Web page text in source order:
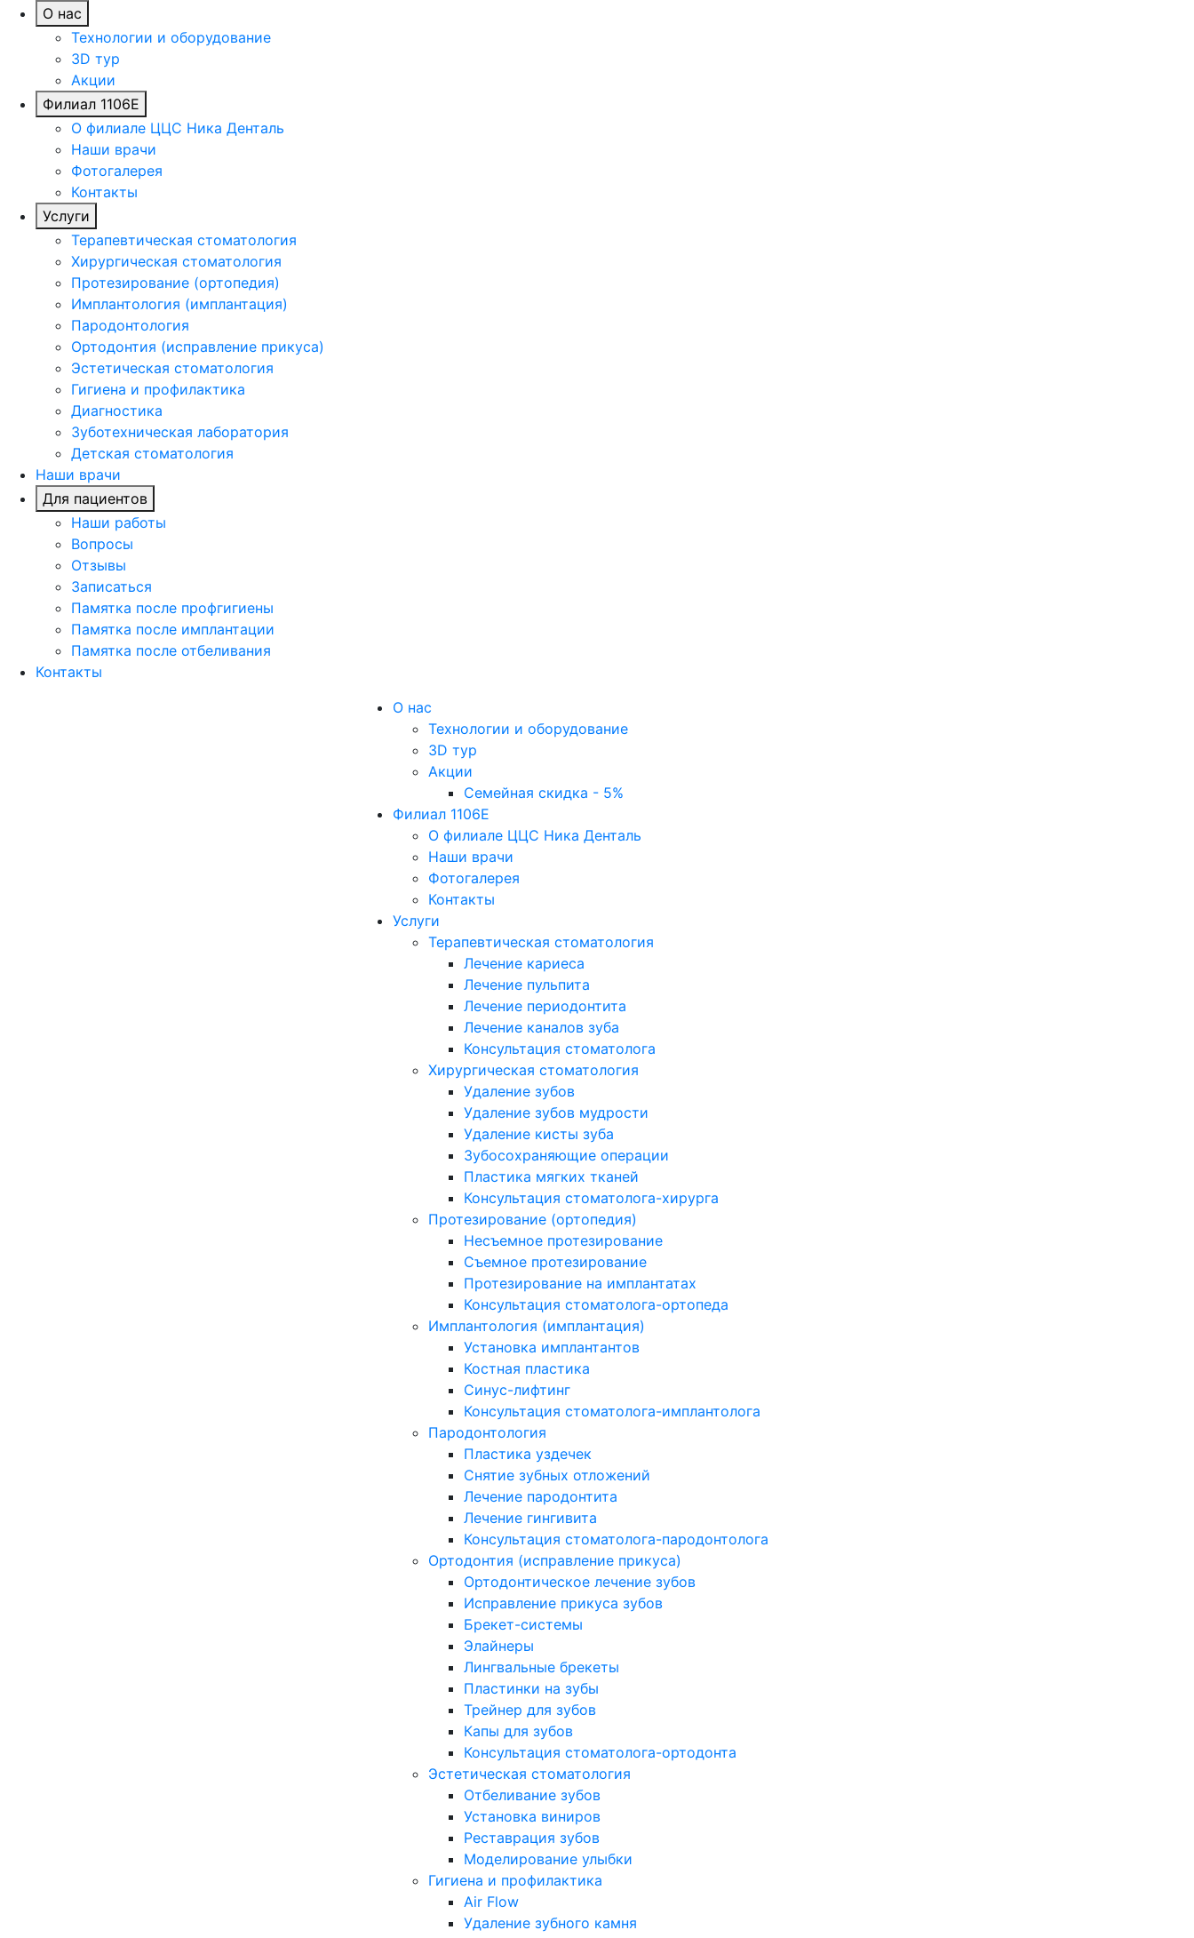
О нас
Технологии и оборудование
3D тур
Акции
Филиал 1106Е
О филиале ЦЦС Ника Денталь
Наши врачи
Фотогалерея
Контакты
Услуги
Терапевтическая стоматология
Хирургическая стоматология
Протезирование (ортопедия)
Имплантология (имплантация)
Пародонтология
Ортодонтия (исправление прикуса)
Эстетическая стоматология
Гигиена и профилактика
Диагностика
Зуботехническая лаборатория
Детская стоматология
Наши врачи
Для пациентов
Наши работы
Вопросы
Отзывы
Записаться
Памятка после профгигиены
Памятка после имплантации
Памятка после отбеливания
Контакты
О нас
Технологии и оборудование
3D тур
Акции
Семейная скидка - 5%
Филиал 1106Е
О филиале ЦЦС Ника Денталь
Наши врачи
Фотогалерея
Контакты
Услуги
Терапевтическая стоматология
Лечение кариеса
Лечение пульпита
Лечение периодонтита
Лечение каналов зуба
Консультация стоматолога
Хирургическая стоматология
Удаление зубов
Удаление зубов мудрости
Удаление кисты зуба
Зубосохраняющие операции
Пластика мягких тканей
Консультация стоматолога-хирурга
Протезирование (ортопедия)
Несъемное протезирование
Съемное протезирование
Протезирование на имплантатах
Консультация стоматолога-ортопеда
Имплантология (имплантация)
Установка имплантантов
Костная пластика
Синус-лифтинг
Консультация стоматолога-имплантолога
Пародонтология
Пластика уздечек
Снятие зубных отложений
Лечение пародонтита
Лечение гингивита
Консультация стоматолога-пародонтолога
Ортодонтия (исправление прикуса)
Ортодонтическое лечение зубов
Исправление прикуса зубов
Брекет-системы
Элайнеры
Лингвальные брекеты
Пластинки на зубы
Трейнер для зубов
Капы для зубов
Консультация стоматолога-ортодонта
Эстетическая стоматология
Отбеливание зубов
Установка виниров
Реставрация зубов
Моделирование улыбки
Гигиена и профилактика
Air Flow
Удаление зубного камня